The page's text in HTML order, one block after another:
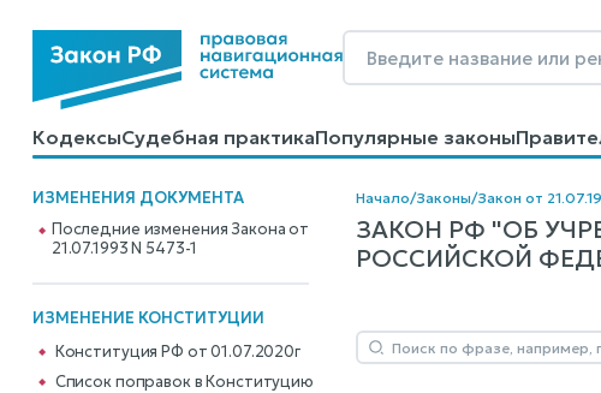
КодексыСудебная практикаПопулярные законы
КалькуляторыСправочные материалыОбразцы
ИЗМЕНЕНИЯ ДОКУМЕНТА
Последние изменения Закона от
21.07.1993 N 5473-1
ИЗМЕНЕНИЕ КОНСТИТУЦИИ
Конституция РФ от 01.07.2020г
Cписок поправок в Конституцию
Начало/Законы/Закон от
ЗАКОН РФ "ОБ
РОССИЙСКОЙ